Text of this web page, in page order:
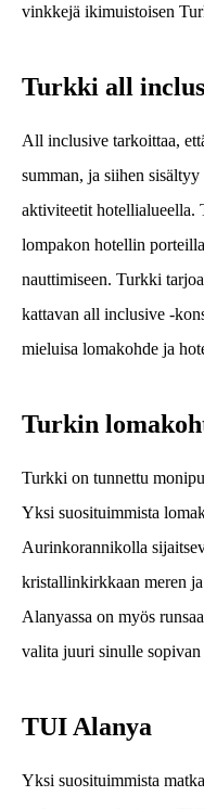
vinkkejä ikimuistoisen
Turkki all
All inclusive tarkoittaa,
summan, ja siihen
aktiviteetit hotellialueella.
lompakon hotellin
nauttimiseen. Turkki
kattavan all inclusive -
mieluisa lomakohde ja
Turkin
Turkki on tunnettu
Yksi suosituimmista
Aurinkorannikolla
kristallinkirkkaan meren
Alanyassa on myös
valita juuri sinulle
TUI Alanya
Yksi suosituimmista